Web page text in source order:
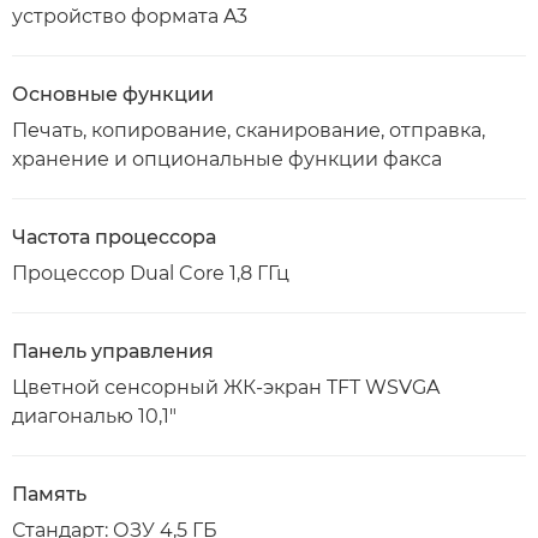
устройство формата A3
Основные функции
Печать, копирование, сканирование, отправка,
хранение и опциональные функции факса
Частота процессора
Процессор Dual Core 1,8 ГГц
Панель управления
Цветной сенсорный ЖК-экран TFT WSVGA
диагональю 10,1"
Память
Стандарт: ОЗУ 4,5 ГБ